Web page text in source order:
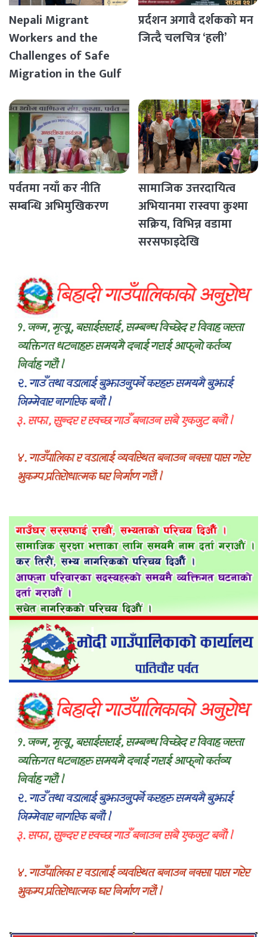
Nepali Migrant
Workers and the
Challenges of Safe
Migration in the Gulf
प्रर्दशन अगावै दर्शकको मन
जित्दै चलचित्र ‘हली’
पर्वतमा नयाँ कर नीति
सम्बन्धि अभिमुखिकरण
सामाजिक उत्तरदायित्व
अभियानमा रास्वपा कुश्मा
सक्रिय, विभिन्न वडामा
सरसफाइदेखि